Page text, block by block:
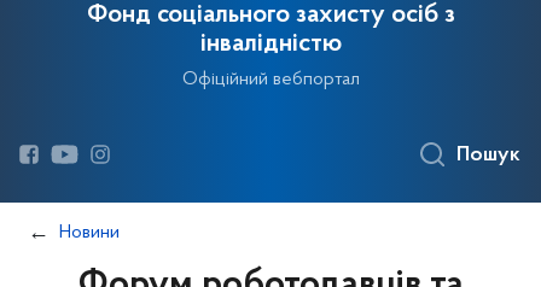
Фонд соціального захисту осіб з
інвалідністю
Офіційний вебпортал
Пошук
Новини